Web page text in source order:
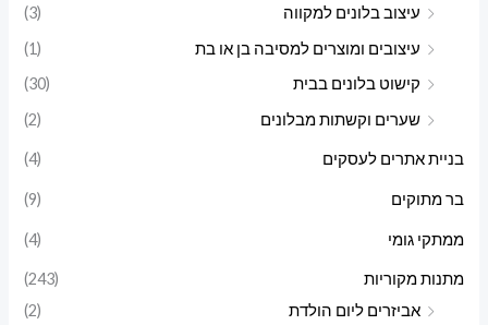
עיצוב בלונים למקווה
(3)
עיצובים ומוצרים למסיבה בן או בת
(1)
קישוט בלונים בבית
(30)
שערים וקשתות מבלונים
(2)
בניית אתרים לעסקים (4)
בר מתוקים (9)
ממתקי גומי (4)
מתנות מקוריות
(243)
אביזרים ליום הולדת
(2)